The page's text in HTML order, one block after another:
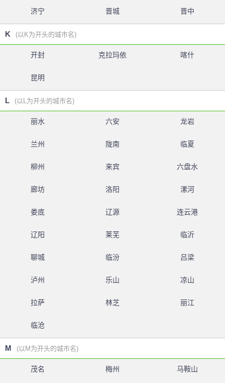
济宁 晋城 晋中
K (以K为开头的城市名)
开封 克拉玛依 喀什
昆明
L (以L为开头的城市名)
丽水 六安 龙岩
兰州 陇南 临夏
柳州 来宾 六盘水
廊坊 洛阳 漯河
娄底 辽源 连云港
辽阳 莱芜 临沂
聊城 临汾 吕梁
泸州 乐山 凉山
拉萨 林芝 丽江
临沧
M (以M为开头的城市名)
茂名 梅州 马鞍山